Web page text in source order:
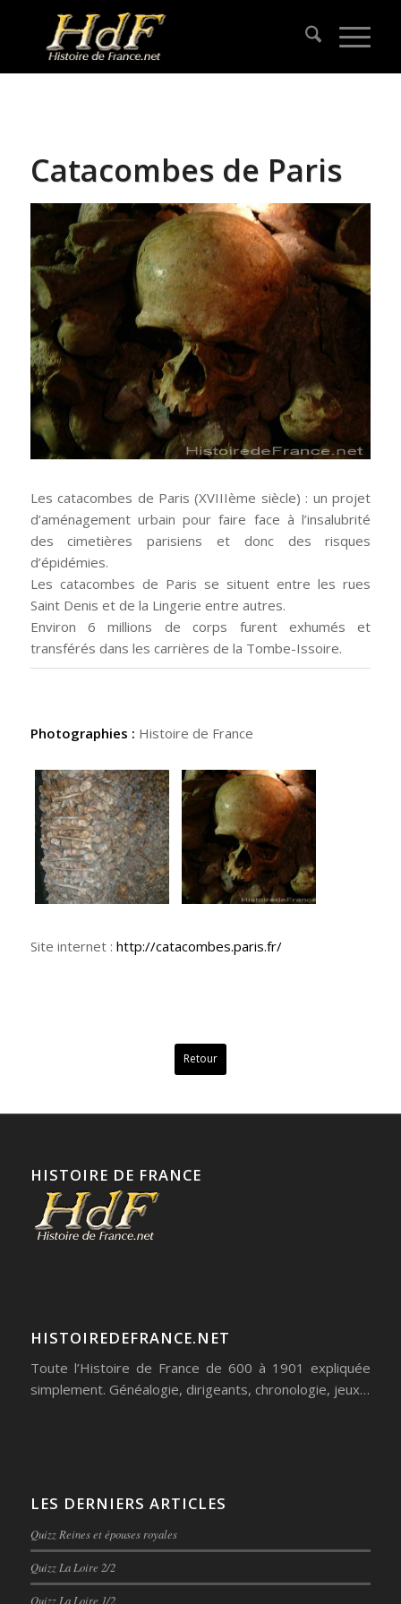
Catacombes de Paris
Les catacombes de Paris (XVIIIème siècle) : un projet
d’aménagement urbain pour faire face à l’insalubrité
des cimetières parisiens et donc des risques
d’épidémies.
Les catacombes de Paris se situent entre les rues
Saint Denis et de la Lingerie entre autres.
Environ 6 millions de corps furent exhumés et
transférés dans les carrières de la Tombe-Issoire.
Photographies : Histoire de France
Site internet : http://catacombes.paris.fr/
Retour
HISTOIRE DE FRANCE
HISTOIREDEFRANCE.NET
Toute l’Histoire de France de 600 à 1901 expliquée
simplement. Généalogie, dirigeants, chronologie, jeux…
LES DERNIERS ARTICLES
Quizz Reines et épouses royales
Quizz La Loire 2/2
Quizz La Loire 1/2